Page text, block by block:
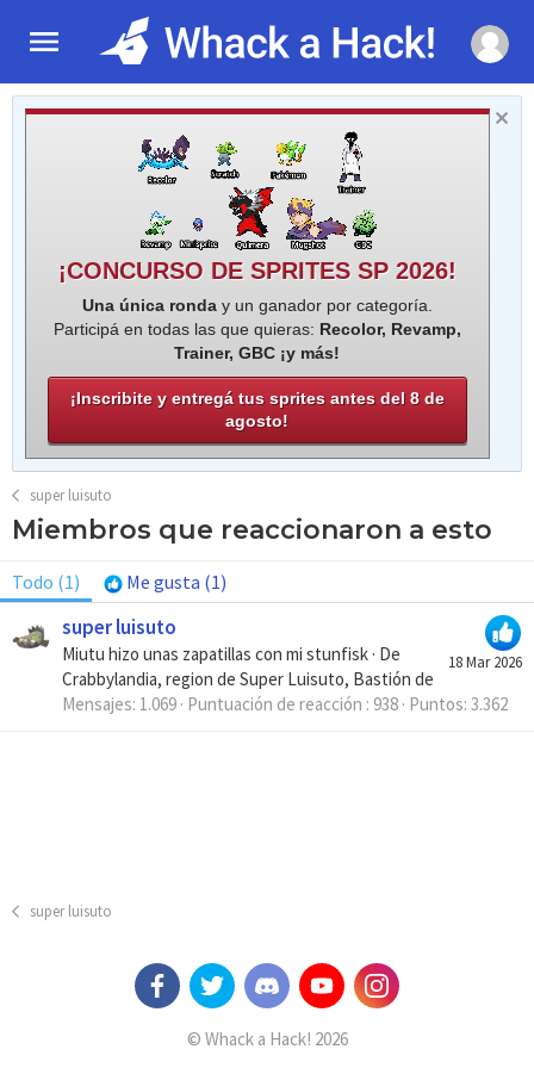
¡CONCURSO DE SPRITES SP 2026!
Una única ronday un ganador por categoría.
Participá en todas las que quieras: Recolor, Revamp,
Trainer, GBC ¡y más!
¡Inscribite y entregá tus sprites antes del 8 de
agosto!
super luisuto
Miembros que reaccionaron a esto
Todo (1) Me gusta (1)
18 Mar 2026
super luisuto
Miutu hizo unas zapatillas con mi stunfisk · De
Crabbylandia, region de Super Luisuto, Bastión de
Mensajes 1.069 Puntuación de reacción 938 Puntos 3.362
super luisuto
© Whack a Hack! 2026